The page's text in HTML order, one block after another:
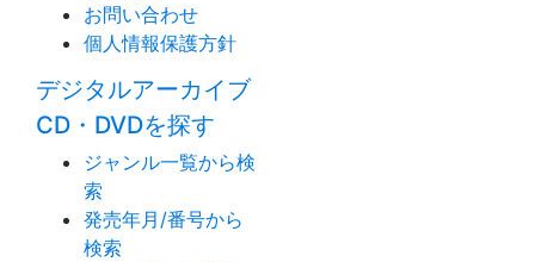
お問い合わせ
個人情報保護方針
デジタルアーカイブ
CD・DVDを探す
ジャンル一覧から検
索
発売年月/番号から
検索